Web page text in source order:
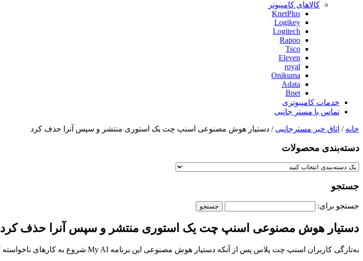
کالاهای کامپیوتر
KnetPlus
Logikey
Logitech
Rapoo
Tsco
Eleven
royal
Onikuma
Adata
Bnet
خدمات کامپیوتری
تماس با مستر جانبی
خانه / اتاق خبر مسترجانبی / دستیار هوش مصنوعی اسنپ چت یک استوری منتشر و سپس آنرا حذف کرد
دسته‌بندی‌ محصولات
جستجو
جستجو برای:
دستیار هوش مصنوعی اسنپ چت یک استوری منتشر و سپس آنرا حذف کرد
به‌تازگی کاربران اسنپ چت پلاس پس از آنکه دستیار هوش مصنوعی این برنامه My AI شروع به کارهای ناخواسته کرد دچار سردرگمی شده‌اند.